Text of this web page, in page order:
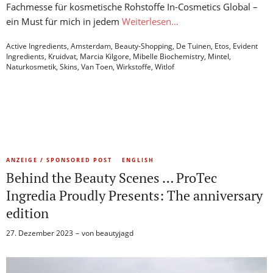
Fachmesse für kosmetische Rohstoffe In-Cosmetics Global –
ein Must für mich in jedem Weiterlesen…
Active Ingredients, Amsterdam, Beauty-Shopping, De Tuinen, Etos, Evident
Ingredients, Kruidvat, Marcia Kilgore, Mibelle Biochemistry, Mintel,
Naturkosmetik, Skins, Van Toen, Wirkstoffe, Witlof
ANZEIGE / SPONSORED POST ENGLISH
Behind the Beauty Scenes … ProTec
Ingredia Proudly Presents: The anniversary
edition
27. Dezember 2023 von beautyjagd